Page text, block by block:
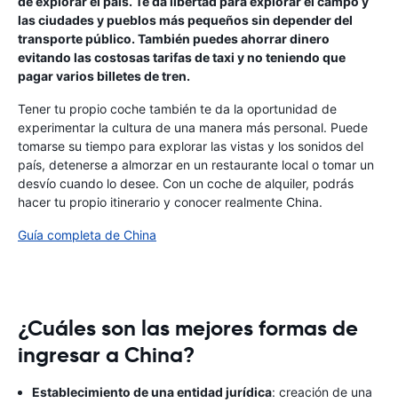
las ciudades y pueblos más pequeños sin depender del
transporte público. También puedes ahorrar dinero
evitando las costosas tarifas de taxi y no teniendo que
pagar varios billetes de tren.
Tener tu propio coche también te da la oportunidad de
experimentar la cultura de una manera más personal. Puede
tomarse su tiempo para explorar las vistas y los sonidos del
país, detenerse a almorzar en un restaurante local o tomar un
desvío cuando lo desee. Con un coche de alquiler, podrás
hacer tu propio itinerario y conocer realmente China.
Guía completa de China
¿Cuáles son las mejores formas de
ingresar a China?
Establecimiento de una entidad jurídica: creación de una